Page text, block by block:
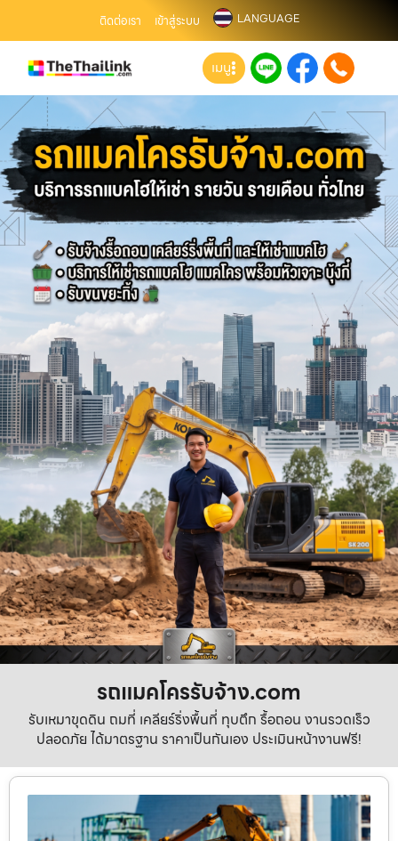
ติดต่อเรา เข้าสู่ระบบ LANGUAGE
เมนู
รถแมคโครรับจ้าง.com
รับเหมาขุดดิน ถมที่ เคลียร์ริ่งพื้นที่ ทุบตึก รื้อถอน งานรวดเร็ว
ปลอดภัย ได้มาตรฐาน ราคาเป็นกันเอง ประเมินหน้างานฟรี!